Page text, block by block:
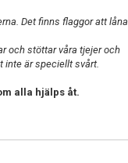
Det finns flaggor att låna
och stöttar våra tjejer och
inte är speciellt svårt.
alla hjälps åt.